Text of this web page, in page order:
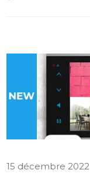
15 décembre 2022